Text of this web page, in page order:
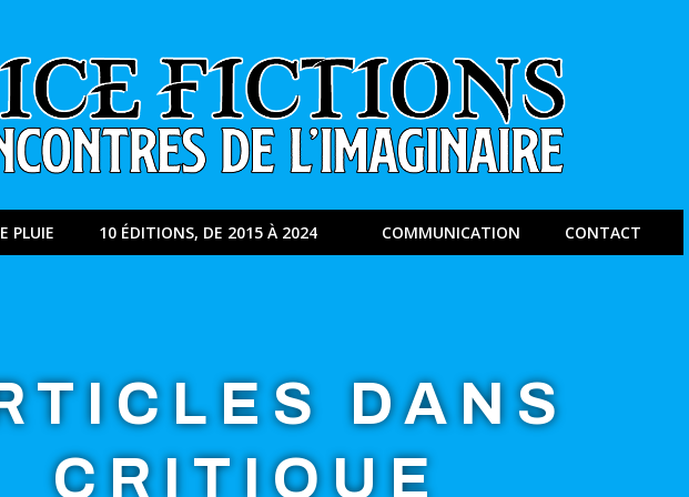
PLUIE 10 ÉDITIONS, DE 2015 À 2024 COMMUNICATION CONTACT
DANS
CRITIQUE